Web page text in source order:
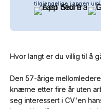
tilgjengelige i appen
Hvor langt er du villig til å
Den 57-årige
knærne etter fire år uten
seg interessert i CV'en